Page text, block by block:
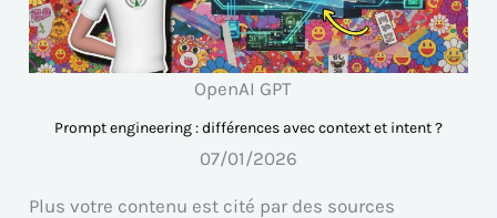
OpenAI GPT
Prompt engineering : différences avec context et intent ?
07/01/2026
Plus votre contenu est cité par des sources